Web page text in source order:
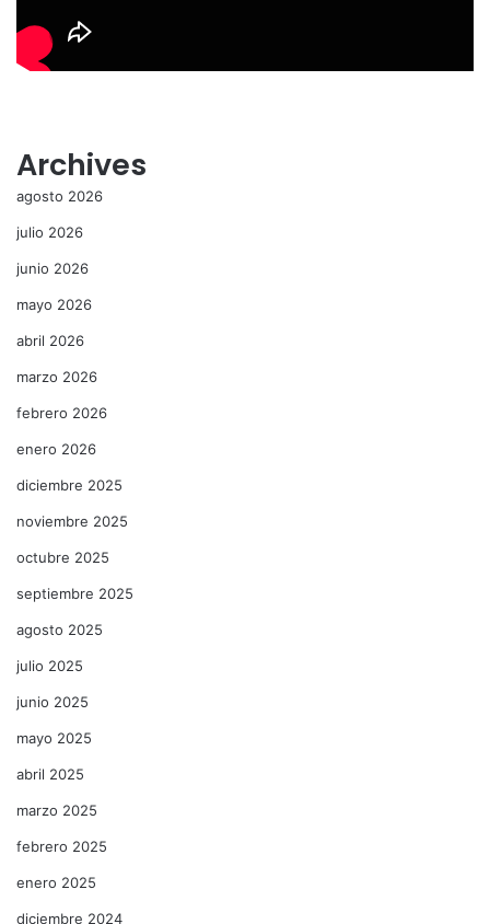
Archives
agosto 2026
julio 2026
junio 2026
mayo 2026
abril 2026
marzo 2026
febrero 2026
enero 2026
diciembre 2025
noviembre 2025
octubre 2025
septiembre 2025
agosto 2025
julio 2025
junio 2025
mayo 2025
abril 2025
marzo 2025
febrero 2025
enero 2025
diciembre 2024